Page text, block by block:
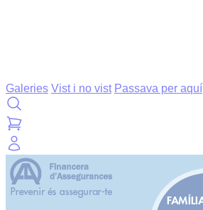
Galeries Vist i no vist Passava per aquí